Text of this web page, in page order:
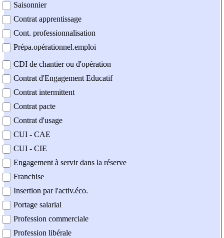
Saisonnier
Contrat apprentissage
Cont. professionnalisation
Prépa.opérationnel.emploi
CDI de chantier ou d'opération
Contrat d'Engagement Educatif
Contrat intermittent
Contrat pacte
Contrat d'usage
CUI - CAE
CUI - CIE
Engagement à servir dans la réserve
Franchise
Insertion par l'activ.éco.
Portage salarial
Profession commerciale
Profession libérale